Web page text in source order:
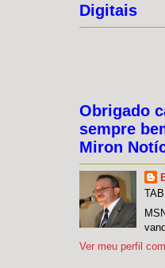
Digitais
Obrigado
sempre
Miron
Ver meu perfil